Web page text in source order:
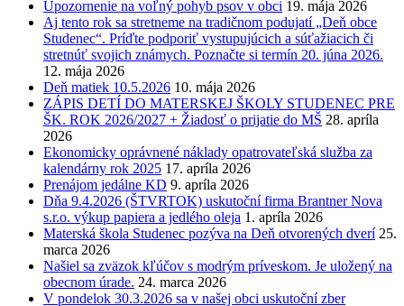
Upozornenie na voľný pohyb psov v obci 19. mája 2026
Aj tento rok sa stretneme na tradičnom podujatí „Deň obce
Studenec“. Príďte podporiť vystupujúcich a súťažiacich či
stretnúť svojich známych. Poznačte si termín 20. júna 2026.
12. mája 2026
Deň matiek 10.5.2026 10. mája 2026
ZÁPIS DETÍ DO MATERSKEJ ŠKOLY STUDENEC PRE
ŠK. ROK 2026/2027 + Žiadosť o prijatie do MŠ 28. apríla
2026
Ekonomicky oprávnené náklady opatrovateľská služba za
kalendárny rok 2025 17. apríla 2026
Prenájom jedálne KD 9. apríla 2026
Dňa 9.4.2026 (ŠTVRTOK) uskutoční firma Brantner Nova
s.r.o. výkup papiera a jedlého oleja 1. apríla 2026
Materská škola Studenec pozýva na Deň otvorených dverí 25.
marca 2026
Našiel sa zväzok kľúčov s modrým príveskom. Je uložený na
obecnom úrade. 24. marca 2026
V pondelok 30.3.2026 sa v našej obci uskutoční zber